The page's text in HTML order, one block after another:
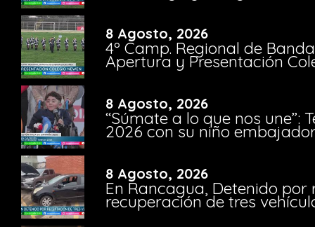
8 Agosto, 2026
4º Camp. Regional de
Apertura y Presentación
8 Agosto, 2026
“Súmate a lo que nos une”:
2026 con su niño
8 Agosto, 2026
En Rancagua, Detenido por
recuperación de tres